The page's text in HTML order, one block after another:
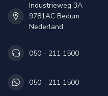
Industrieweg 3A
9781AC Bedum
Nederland
050 - 211 1500
050 - 211 1500